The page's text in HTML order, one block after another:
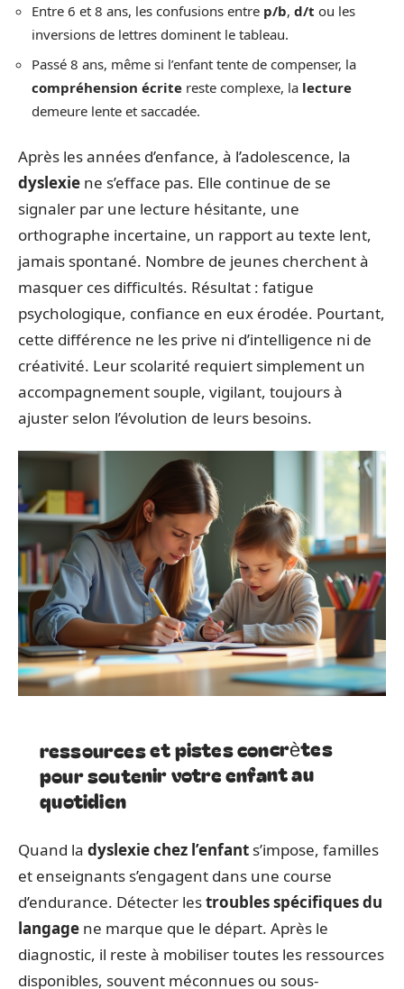
Entre 6 et 8 ans, les confusions entre p/b, d/t ou les
inversions de lettres dominent le tableau.
Passé 8 ans, même si l’enfant tente de compenser, la
compréhension écrite reste complexe, la lecture
demeure lente et saccadée.
Après les années d’enfance, à l’adolescence, la
dyslexie ne s’efface pas. Elle continue de se
signaler par une lecture hésitante, une
orthographe incertaine, un rapport au texte lent,
jamais spontané. Nombre de jeunes cherchent à
masquer ces difficultés. Résultat : fatigue
psychologique, confiance en eux érodée. Pourtant,
cette différence ne les prive ni d’intelligence ni de
créativité. Leur scolarité requiert simplement un
accompagnement souple, vigilant, toujours à
ajuster selon l’évolution de leurs besoins.
ressources et pistes concrètes
pour soutenir votre enfant au
quotidien
Quand la dyslexie chez l’enfant s’impose, familles
et enseignants s’engagent dans une course
d’endurance. Détecter lestroubles spécifiques du
langage ne marque que le départ. Après le
diagnostic, il reste à mobiliser toutes les ressources
disponibles, souvent méconnues ou sous-